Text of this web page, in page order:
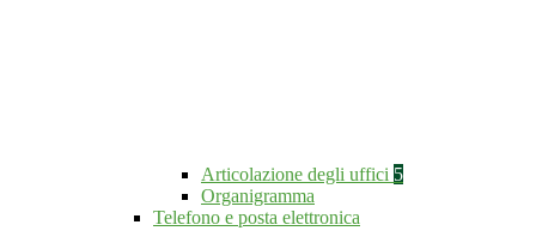
Articolazione degli uffici 5
Organigramma
Telefono e posta elettronica